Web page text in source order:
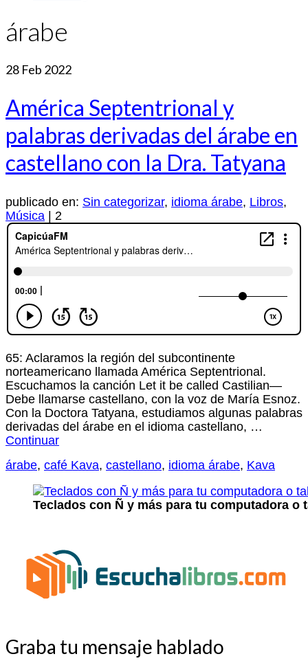
árabe
28 Feb 2022
América Septentrional y
palabras derivadas del árabe en
castellano con la Dra. Tatyana
publicado en: Sin categorizar, idioma árabe, Libros,
Música
2
65: Aclaramos la región del subcontinente
norteamericano llamada América Septentrional.
Escuchamos la canción Let it be called Castilian—
Debe llamarse castellano, con la voz de María Esnoz.
Con la Doctora Tatyana, estudiamos algunas palabras
derivadas del árabe en el idioma castellano, …
Continuar
árabe, café Kava, castellano, idioma árabe, Kava
Teclados con Ñ y más para tu computadora o
Graba tu mensaje hablado